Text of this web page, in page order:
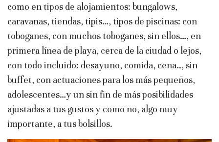
como en tipos de alojamientos: bungalows,
caravanas, tiendas, tipis…, tipos de piscinas: con
toboganes, con muchos toboganes, sin ellos…, en
primera línea de playa, cerca de la ciudad o lejos,
con todo incluido: desayuno, comida, cena.., sin
buffet, con actuaciones para los más pequeños,
adolescentes…y un sin fin de más posibilidades
ajustadas a tus gustos y como no, algo muy
importante, a tus bolsillos.